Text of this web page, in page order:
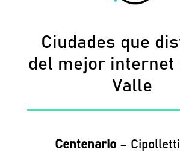
Ciudades que
del mejor internet
Valle
Centenario –